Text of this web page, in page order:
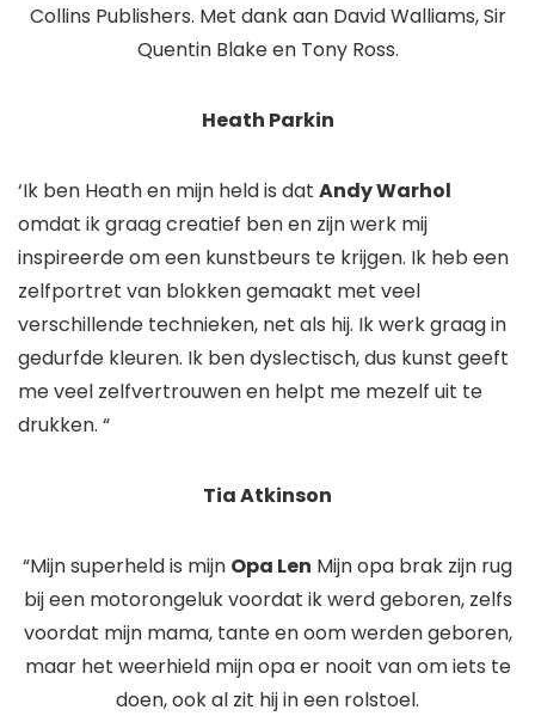
Collins Publishers. Met dank aan David Walliams, Sir
Quentin Blake en Tony Ross.
Heath Parkin
‘Ik ben Heath en mijn held is dat Andy Warhol
omdat ik graag creatief ben en zijn werk mij
inspireerde om een ​​kunstbeurs te krijgen. Ik heb een
zelfportret van blokken gemaakt met veel
verschillende technieken, net als hij. Ik werk graag in
gedurfde kleuren. Ik ben dyslectisch, dus kunst geeft
me veel zelfvertrouwen en helpt me mezelf uit te
drukken. “
Tia Atkinson
“Mijn superheld is mijn Opa Len ​ Mijn opa brak zijn rug
bij een motorongeluk voordat ik werd geboren, zelfs
voordat mijn mama, tante en oom werden geboren,
maar het weerhield mijn opa er nooit van om iets te
doen, ook al zit hij in een rolstoel.